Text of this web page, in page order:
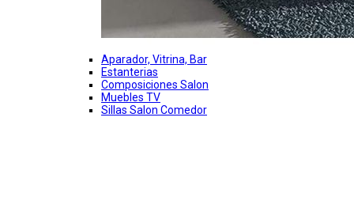
Aparador, Vitrina, Bar
Estanterias
Composiciones Salon
Muebles TV
Sillas Salon Comedor